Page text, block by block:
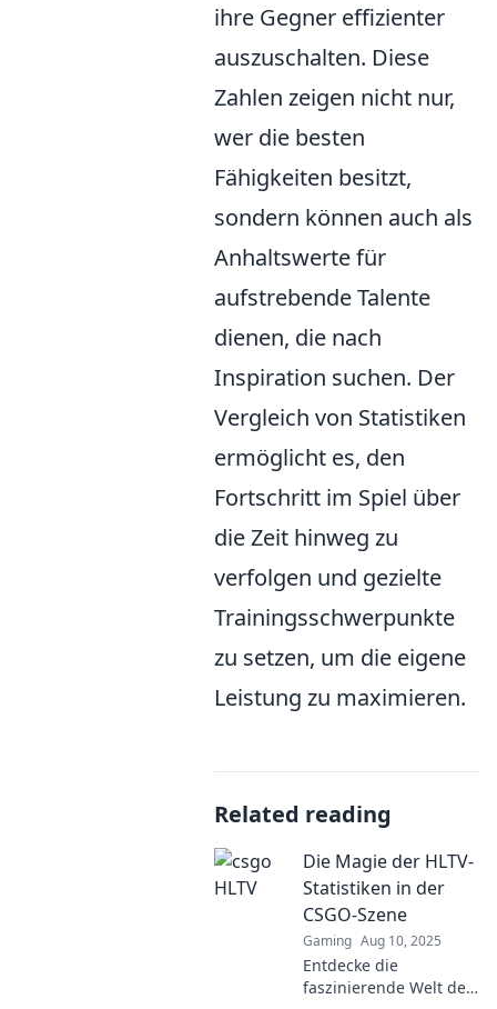
ihre Gegner effizienter
auszuschalten. Diese
Zahlen zeigen nicht nur,
wer die besten
Fähigkeiten besitzt,
sondern können auch als
Anhaltswerte für
aufstrebende Talente
dienen, die nach
Inspiration suchen. Der
Vergleich von Statistiken
ermöglicht es, den
Fortschritt im Spiel über
die Zeit hinweg zu
verfolgen und gezielte
Trainingsschwerpunkte
zu setzen, um die eigene
Leistung zu maximieren.
Related reading
Die Magie der HLTV-
Statistiken in der
CSGO-Szene
Gaming Aug 10, 2025
Entdecke die
faszinierende Welt der